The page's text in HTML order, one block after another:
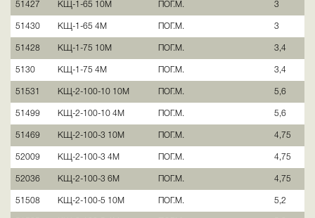
51427 КЩ-1-65 10М ПОГ.М. 3
51430 КЩ-1-65 4М ПОГ.М. 3
51428 КЩ-1-75 10М ПОГ.М. 3,4
5130 КЩ-1-75 4М ПОГ.М. 3,4
51531 КЩ-2-100-10 10М ПОГ.М. 5,6
51499 КЩ-2-100-10 4М ПОГ.М. 5,6
51469 КЩ-2-100-3 10М ПОГ.М. 4,75
52009 КЩ-2-100-3 4М ПОГ.М. 4,75
52036 КЩ-2-100-3 6М ПОГ.М. 4,75
51508 КЩ-2-100-5 10М ПОГ.М. 5,2